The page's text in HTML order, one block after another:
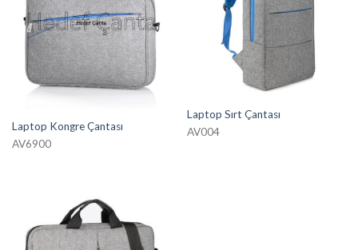
Laptop Kongre Çantası
AV6900
Laptop Sırt Çantası
AV004